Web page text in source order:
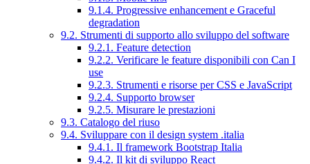
9.1.4. Progressive enhancement e Graceful
degradation
9.2. Strumenti di supporto allo sviluppo del software
9.2.1. Feature detection
9.2.2. Verificare le feature disponibili con Can I
use
9.2.3. Strumenti e risorse per CSS e JavaScript
9.2.4. Supporto browser
9.2.5. Misurare le prestazioni
9.3. Catalogo del riuso
9.4. Sviluppare con il design system .italia
9.4.1. Il framework Bootstrap Italia
9.4.2. Il kit di sviluppo React